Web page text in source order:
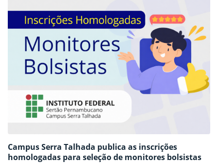
trabalho de 40 horas semanais. As inscrições estarão abertas
Campus Serra Talhada publica as inscrições
homologadas para seleção de monitores bolsistas